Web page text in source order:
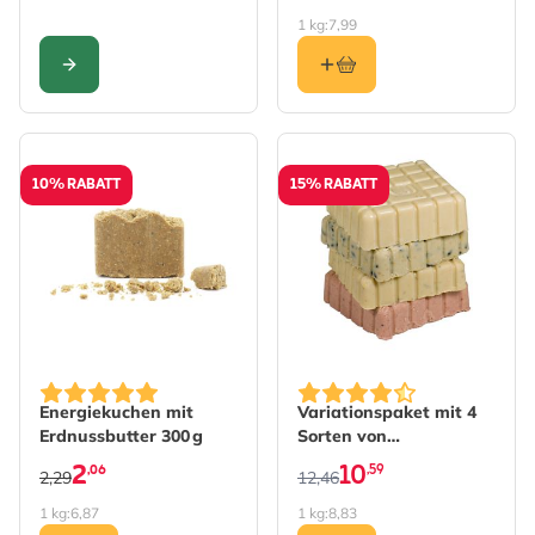
KONFIGURIEREN
1 kg:7,99
10% RABATT
Energiekuchen mit
Erdnussbutter 300 g
2,06
2,29
1 kg:6,87
15% RABATT
Variationspaket mit 4
Sorten von
Energieblöcken
The price depends on the
12,4610,59
1 kg:8,83